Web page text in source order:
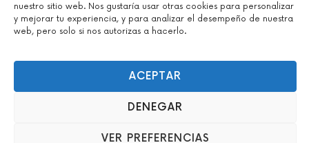
nuestro sitio web. Nos gustaría usar otras cookies para personalizar
y mejorar tu experiencia, y para analizar el desempeño de nuestra
web, pero solo si nos autorizas a hacerlo.
ACEPTAR
DENEGAR
VER PREFERENCIAS
La información contenida en este sitio no está dirigida a
residentes en ningún país o jurisdicción en los que dicha
locales.
No actuamos como brokers y no aceptamos depósitos.
info@mentoriaentrading.com